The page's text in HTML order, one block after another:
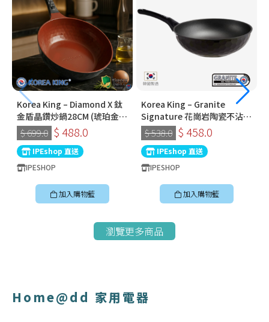
Korea King – Diamond X 鈦
金盾晶鑽炒鍋28CM (琥珀金) |
韓國製易潔鑊 (連蓋)
$ 699.0 $ 488.0
IPEshop 直送
IPESHOP
加入購物籃
Korea King – Granite
Signature 花崗岩陶瓷不沾鍋
〡32cm深炒鍋 〡經典炭黑色
〡韓國製易潔鑊
$ 538.0 $ 458.0
IPEshop 直送
IPESHOP
加入購物籃
瀏覽更多商品
Home@dd 家用電器